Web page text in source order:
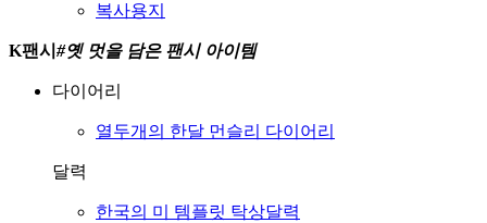
복사용지
K팬시 #옛 멋을 담은 팬시 아이템
다이어리
열두개의 한달 먼슬리 다이어리
달력
한국의 미
템플릿 탁상달력